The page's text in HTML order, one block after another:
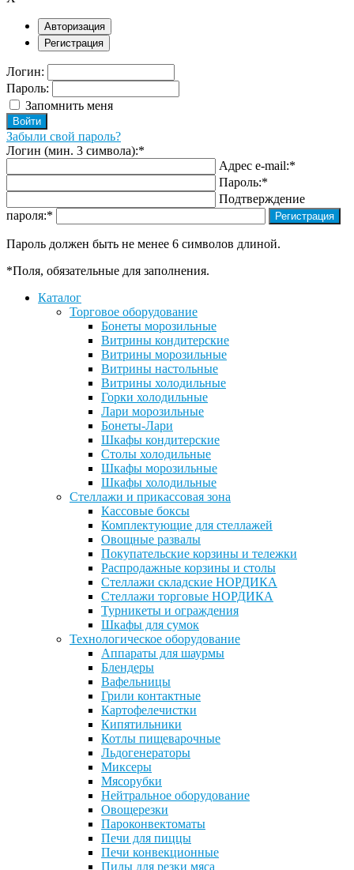
Авторизация
Регистрация
Логин:
Пароль:
Запомнить меня
Забыли свой пароль?
Логин (мин. 3 символа):*
Адрес e-mail:*
Пароль:*
Подтверждение
пароля:*
Пароль должен быть не менее 6 символов длиной.
*Поля, обязательные для заполнения.
Каталог
Торговое оборудование
Бонеты морозильные
Витрины кондитерские
Витрины морозильные
Витрины настольные
Витрины холодильные
Горки холодильные
Лари морозильные
Бонеты-Лари
Шкафы кондитерские
Столы холодильные
Шкафы морозильные
Шкафы холодильные
Стеллажи и прикассовая зона
Кассовые боксы
Комплектующие для стеллажей
Овощные развалы
Покупательские корзины и тележки
Распродажные корзины и столы
Стеллажи складские НОРДИКА
Стеллажи торговые НОРДИКА
Турникеты и ограждения
Шкафы для сумок
Технологическое оборудование
Аппараты для шаурмы
Блендеры
Вафельницы
Грили контактные
Картофелечистки
Кипятильники
Котлы пищеварочные
Льдогенераторы
Миксеры
Мясорубки
Нейтральное оборудование
Овощерезки
Пароконвектоматы
Печи для пиццы
Печи конвекционные
Пилы для резки мяса